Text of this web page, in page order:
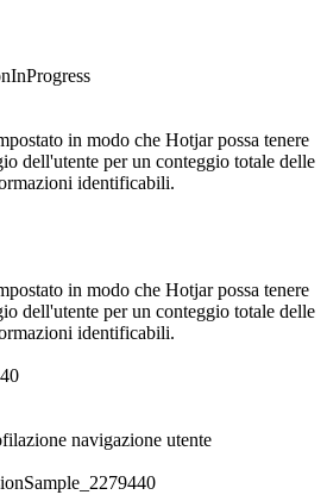
in modo che Hotjar possa tenere
dell'utente per un conteggio totale delle
identificabili.
in modo che Hotjar possa tenere
dell'utente per un conteggio totale delle
identificabili.
navigazione utente